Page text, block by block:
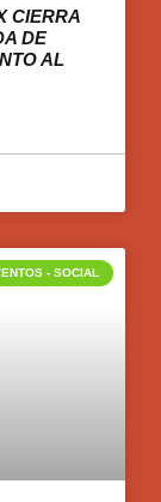
CIERRA
DE
AL
- SOCIAL